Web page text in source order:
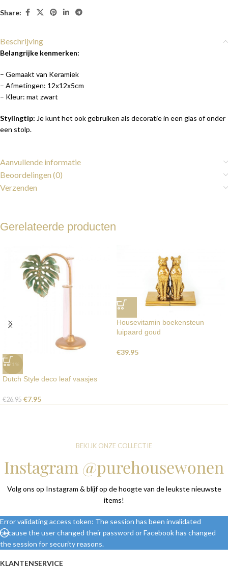
Share:
Beschrijving
Belangrijke kenmerken:
– Gemaakt van Keramiek
– Afmetingen: 12x12x5cm
– Kleur: mat zwart
Stylingtip: Je kunt het ook gebruiken als decoratie in een glas of onder
een stolp.
Aanvullende informatie
Beoordelingen (0)
Verzenden
Gerelateerde producten
-71%
Dutch Style deco leaf vaasjes
€26.95 €7.95
Housevitamin boekensteun
luipaard goud
€39.95
BEKIJK ONZE COLLECTIE
Instagram @purehousewonen
Volg ons op Instagram & blijf op de hoogte van de leukste nieuwste
items!
Error validating access token: The session has been invalidated
because the user changed their password or Facebook has changed
the session for security reasons.
KLANTENSERVICE